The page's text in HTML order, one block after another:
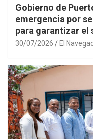
Gobierno de
emergencia por
para garantizar el
30/07/2026 El